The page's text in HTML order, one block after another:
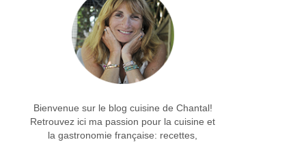
Bienvenue sur le blog cuisine de Chantal!
Retrouvez ici ma passion pour la cuisine et
la gastronomie française: recettes,